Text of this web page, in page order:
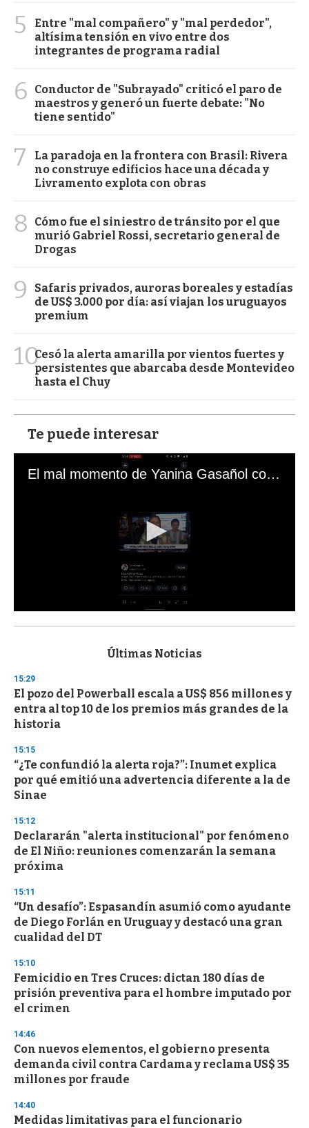
5
Entre "mal compañero" y "mal perdedor",
altísima tensión en vivo entre dos
integrantes de programa radial
6
Conductor de "Subrayado" criticó el paro de
maestros y generó un fuerte debate: "No
tiene sentido"
7
La paradoja en la frontera con Brasil: Rivera
no construye edificios hace una década y
Livramento explota con obras
8
Cómo fue el siniestro de tránsito por el que
murió Gabriel Rossi, secretario general de
Drogas
9
Safaris privados, auroras boreales y estadías
de US$ 3.000 por día: así viajan los uruguayos
premium
10Cesó la alerta amarilla por vientos fuertes y
persistentes que abarcaba desde Montevideo
hasta el Chuy
Te puede interesar
El mal momento de Yanina Gasañol con un hincha argentino en "Subrayado"
s
d
s
o
f
3
s
e
o
n
Últimas Noticias
15:29
El pozo del Powerball escala a US$ 856 millones y
entra al top 10 de los premios más grandes de la
historia
15:15
“¿Te confundió la alerta roja?”: Inumet explica
por qué emitió una advertencia diferente a la de
Sinae
15:12
Declararán "alerta institucional" por fenómeno
de El Niño: reuniones comenzarán la semana
próxima
15:11
“Un desafío”: Espasandín asumió como ayudante
de Diego Forlán en Uruguay y destacó una gran
cualidad del DT
15:10
Femicidio en Tres Cruces: dictan 180 días de
prisión preventiva para el hombre imputado por
el crimen
14:46
Con nuevos elementos, el gobierno presenta
demanda civil contra Cardama y reclama US$ 35
millones por fraude
14:40
Medidas limitativas para el funcionario